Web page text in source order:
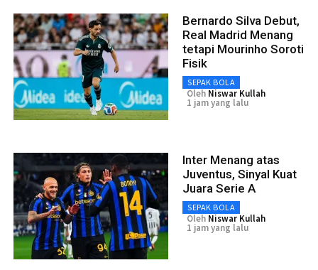
Bernardo Silva Debut,
Real Madrid Menang
tetapi Mourinho Soroti
Fisik
SEPAK BOLA
Oleh Niswar Kullah
1 jam yang lalu
Inter Menang atas
Juventus, Sinyal Kuat
Juara Serie A
SEPAK BOLA
Oleh Niswar Kullah
1 jam yang lalu